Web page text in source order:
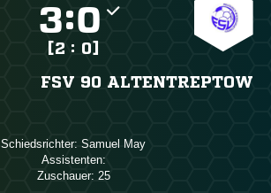
:
[2 : 0]
FSV 90 ALTENTREPTOW
Schiedsrichter:  
Assistenten:
Zuschauer: 25